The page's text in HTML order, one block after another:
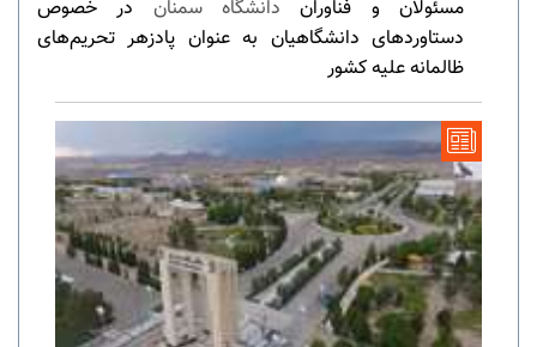
مسئولان و فناوران دانشگاه سمنان در خصوص
دستاوردهای دانشگاهیان به عنوان پادزهر تحریم‌های
ظالمانه علیه کشور